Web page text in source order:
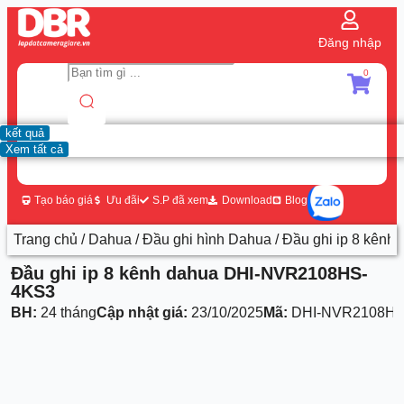
Đăng nhập
kết quả
Xem tất cả
0
Tạo báo giá Ưu đãi S.P đã xem Download Blog
Trang chủ / Dahua /Đầu ghi hình Dahua / Đầu ghi ip 8 kênh
Đầu ghi ip 8 kênh dahua DHI-NVR2108HS-
4KS3
BH: 24 thángCập nhật giá: 23/10/2025Mã: DHI-